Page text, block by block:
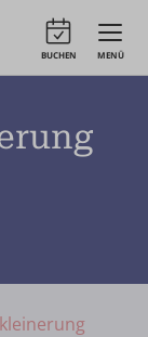
MENÜ
BUCHEN